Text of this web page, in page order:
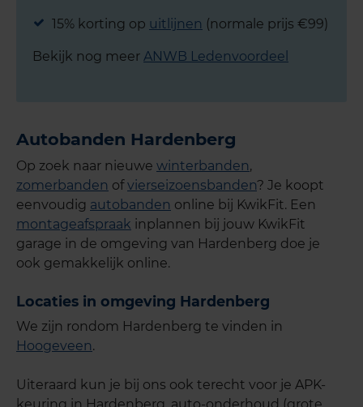
15% korting op uitlijnen (normale prijs €99)
Bekijk nog meer ANWB Ledenvoordeel
Autobanden Hardenberg
Op zoek naar nieuwe winterbanden,
zomerbanden ofvierseizoensbanden? Je koopt
eenvoudig autobanden online bij KwikFit. Een
montageafspraak inplannen bij jouw KwikFit
garage in de omgeving van Hardenberg doe je
ook gemakkelijk online.
Locaties in omgeving Hardenberg
We zijn rondom Hardenberg te vinden in
Hoogeveen.
Uiteraard kun je bij ons ook terecht voor je APK-